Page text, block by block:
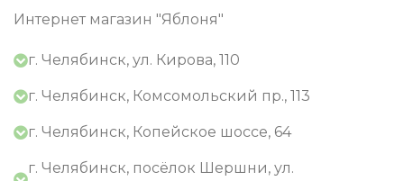
Интернет магазин "Яблоня"
г. Челябинск, ул. Кирова, 110
г. Челябинск, Комсомольский пр., 113
г. Челябинск, Копейское шоссе, 64
г. Челябинск, посёлок Шершни, ул.